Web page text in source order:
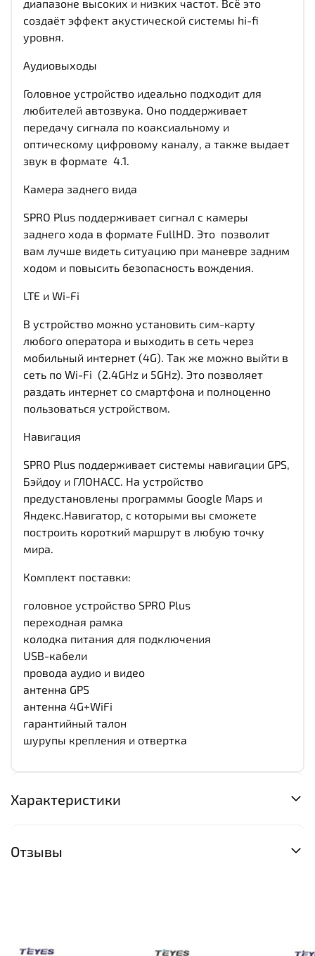
диапазоне высоких и низких частот. Всё это
создаёт эффект акустической системы hi-fi
уровня.
Аудиовыходы
Головное устройство идеально подходит для
любителей автозвука. Оно поддерживает
передачу сигнала по коаксиальному и
оптическому цифровому каналу, а также выдает
звук в формате 4.1.
Камера заднего вида
SPRO Plus поддерживает сигнал с камеры
заднего хода в формате FullHD. Это позволит
вам лучше видеть ситуацию при маневре задним
ходом и повысить безопасность вождения.
LTE и Wi-Fi
В устройство можно установить сим-карту
любого оператора и выходить в сеть через
мобильный интернет (4G). Так же можно выйти в
сеть по Wi-Fi (2.4GHz и 5GHz). Это позволяет
раздать интернет со смартфона и полноценно
пользоваться устройством.
Навигация
SPRO Plus поддерживает системы навигации GPS,
Бэйдоу и ГЛОНАСС. На устройство
предустановлены программы Google Maps и
Яндекс.Навигатор, с которыми вы сможете
построить короткий маршрут в любую точку
мира.
Комплект поставки:
головное устройство SPRO Plus
переходная рамка
колодка питания для подключения
USB-кабели
провода аудио и видео
антенна GPS
антенна 4G+WiFi
гарантийный талон
шурупы крепления и отвертка
Характеристики
Отзывы